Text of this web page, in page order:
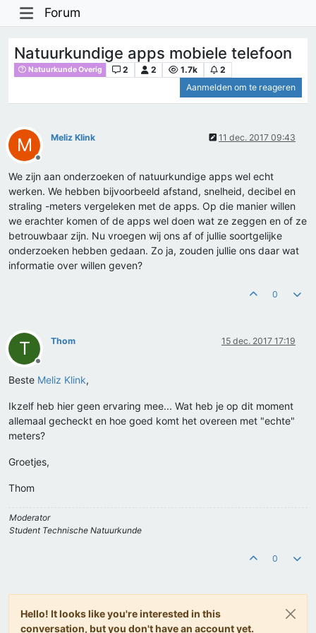
Forum
Natuurkundige apps mobiele telefoon
Natuurkunde Overig 2 2 1.7k
2
Aanmelden om te reageren
M
Offline
Meliz Klink 11 dec. 2017 09:43
We zijn aan onderzoeken of natuurkundige apps wel echt
werken. We hebben bijvoorbeeld afstand, snelheid, decibel en
straling -meters vergeleken met de apps. Op die manier willen
we erachter komen of de apps wel doen wat ze zeggen en of ze
betrouwbaar zijn. Nu vroegen wij ons af of jullie soortgelijke
onderzoeken hebben gedaan. Zo ja, zouden jullie ons daar wat
informatie over willen geven?
0
T
Offline
Thom 15 dec. 2017 17:19
Beste Meliz Klink,
Ikzelf heb hier geen ervaring mee... Wat heb je op dit moment
allemaal gecheckt en hoe goed komt het overeen met "echte"
meters?
Groetjes,
Thom
Moderator
Student Technische Natuurkunde
0
Hello! It looks like you're interested in this
conversation, but you don't have an account yet.